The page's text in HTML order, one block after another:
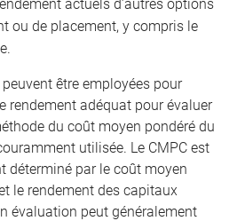
actuels d’autres options
ou de placement, y compris le
être employées pour
rendement adéquat pour évaluer
du coût moyen pondéré du
utilisée. Le CMPC est
déterminé par le coût moyen
le rendement des capitaux
évaluation peut généralement